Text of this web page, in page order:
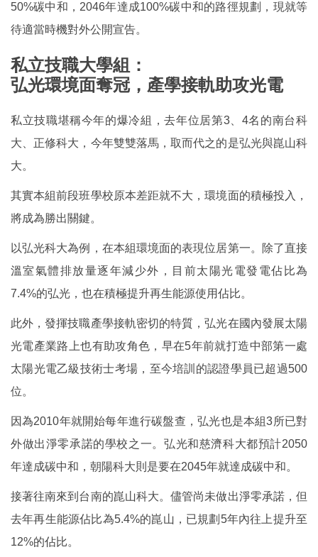
50%碳中和，2046年達成100%碳中和的路徑規劃，現就等
待適當時機對外公開宣告。
私立技職大學組：
弘光環境面奪冠，產學接軌助攻光電
私立技職堪稱今年的爆冷組，去年位居第3、4名的南台科
大、正修科大，今年雙雙落馬，取而代之的是弘光與崑山科
大。
其實本組前段班學校原本差距就不大，環境面的積極投入，
將成為勝出關鍵。
以弘光科大為例，在本組環境面的表現位居第一。除了直接
溫室氣體排放量逐年減少外，目前太陽光電發電佔比為
7.4%的弘光，也在積極提升再生能源使用佔比。
此外，發揮技職產學接軌密切的特質，弘光在國內發展太陽
光電產業路上也有助攻角色，早在5年前就打造中部第一處
太陽光電乙級技術士考場，至今培訓的認證學員已超過500
位。
因為2010年就開始每年進行碳盤查，弘光也是本組3所已對
外做出淨零承諾的學校之一。弘光和慈濟科大都預計2050
年達成碳中和，朝陽科大則是要在2045年就達成碳中和。
接著往南來到台南的崑山科大。儘管尚未做出淨零承諾，但
去年再生能源佔比為5.4%的崑山，已規劃5年內往上提升至
12%的佔比。